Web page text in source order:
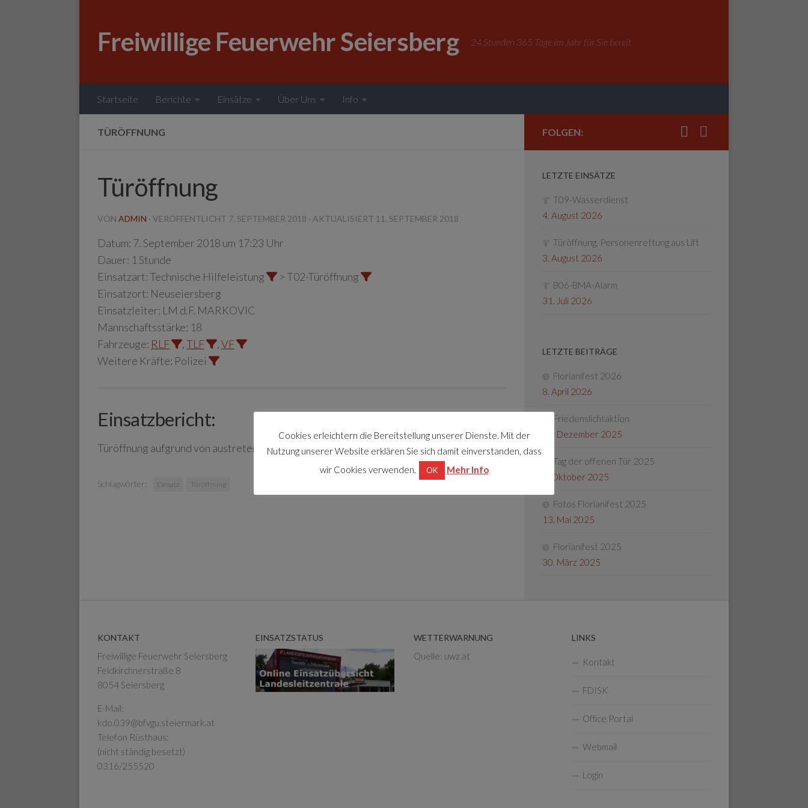
Freiwillige Feuerwehr Seiersberg 24 Stunden 365 Tage im Jahr für Sie bereit
Startseite Berichte Einsätze Über Uns Info
TÜRÖFFNUNG
Türöffnung
VON ADMIN · VERÖFFENTLICHT 7. SEPTEMBER 2018 · AKTUALISIERT 11. SEPTEMBER 2018
Datum: 7. September 2018 um 17:23 Uhr
Dauer: 1 Stunde
Einsatzart:Technische Hilfeleistung
> T02-Türöffnung
Einsatzort: Neuseiersberg
Einsatzleiter: LM d.F. MARKOVIC
Mannschaftsstärke: 18
Fahrzeuge: RLF ,TLF ,VF
Weitere Kräfte: Polizei
Einsatzbericht:
Türöffnung aufgrund von austretendem Wasser aus Wohnung
Schlagwörter: Einsatz Türöffnung
FOLGEN:
LETZTE EINSÄTZE
T09-Wasserdienst
4. August 2026
Türöffnung, Personenrettung aus Lift
3. August 2026
B06-BMA-Alarm
31. Juli 2026
LETZTE BEITRÄGE
Florianifest 2026
8. April 2026
Friedenslichtaktion
22. Dezember 2025
Tag der offenen Tür 2025
4. Oktober 2025
Fotos Florianifest 2025
13. Mai 2025
Florianifest 2025
30. März 2025
KONTAKT
Freiwillige Feuerwehr Seiersberg
Feldkirchnerstraße 8
8054 Seiersberg
E-Mail:
kdo.039@bfvgu.steiermark.at
Telefon Rüsthaus:
(nicht ständig besetzt)
0316/255520
EINSATZSTATUS WETTERWARNUNG
Quelle: uwz.at
LINKS
Kontakt
FDISK
Office Portal
Webmail
Login
Cookies erleichtern die Bereitstellung unserer Dienste. Mit der
Nutzung unserer Website erklären Sie sich damit einverstanden, dass
wir Cookies verwenden.
OK Mehr Info